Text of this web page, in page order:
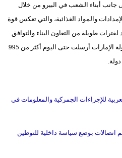
جانب أبناء الشعب في البيرو من خلال
والمواد الغذائية، والتي تعكس قوة
لفترات طويلة من التعاون البناء والتوافق
على كافة الأصعدة"، حيث يُذكر أن دولة الإمارات أرسلت حتى اليوم أكثر من 995
للإجراءات الجمركية والمعلومات في
بوضع سياسة داخلية للتوطين